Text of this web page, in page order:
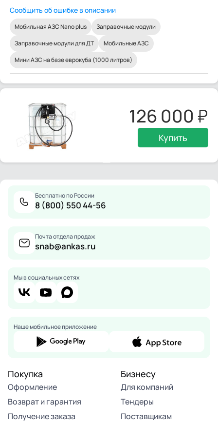
Сообщить об ошибке в описании
Мобильная АЗС Nano plus
Заправочные модули
Заправочные модули для ДТ
Мобильные АЗС
Мини АЗС на базе еврокуба (1000 литров)
126 000
Купить
Бесплатно по России
8 (800) 550 44-56
Почта отдела продаж
snab@ankas.ru
Мы в социальных сетях
Наше мобильное приложение
Покупка
Оформление
Возврат и гарантия
Получение заказа
Бизнесу
Для компаний
Тендеры
Поставщикам